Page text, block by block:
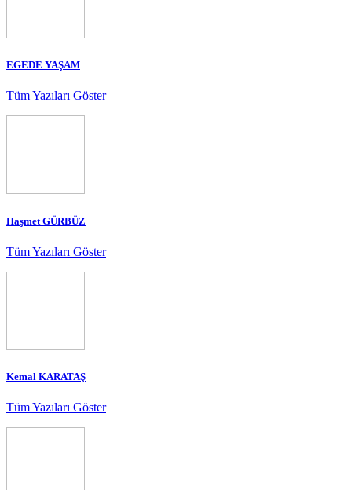
EGEDE YAŞAM
Tüm Yazıları Göster
Haşmet GÜRBÜZ
Tüm Yazıları Göster
Kemal KARATAŞ
Tüm Yazıları Göster